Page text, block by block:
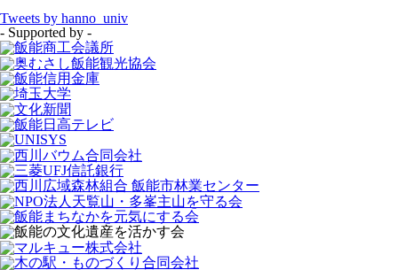
Tweets by hanno_univ
- Supported by -